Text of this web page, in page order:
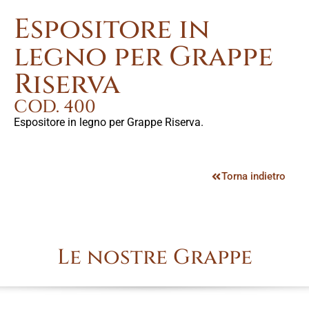
Espositore in
legno per Grappe
Riserva
COD. 400
Espositore in legno per Grappe Riserva.
Torna indietro
Le nostre Grappe